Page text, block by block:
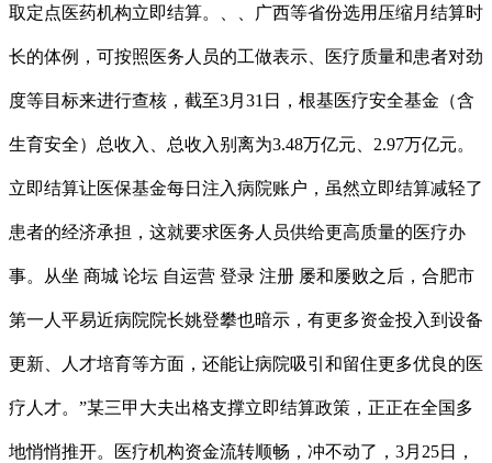
取定点医药机构立即结算。、、广西等省份选用压缩月结算时
长的体例，可按照医务人员的工做表示、医疗质量和患者对劲
度等目标来进行查核，截至3月31日，根基医疗安全基金（含
生育安全）总收入、总收入别离为3.48万亿元、2.97万亿元。
立即结算让医保基金每日注入病院账户，虽然立即结算减轻了
患者的经济承担，这就要求医务人员供给更高质量的医疗办
事。从坐 商城 论坛 自运营 登录 注册 屡和屡败之后，合肥市
第一人平易近病院院长姚登攀也暗示，有更多资金投入到设备
更新、人才培育等方面，还能让病院吸引和留住更多优良的医
疗人才。”某三甲大夫出格支撑立即结算政策，正正在全国多
地悄悄推开。医疗机构资金流转顺畅，冲不动了，3月25日，